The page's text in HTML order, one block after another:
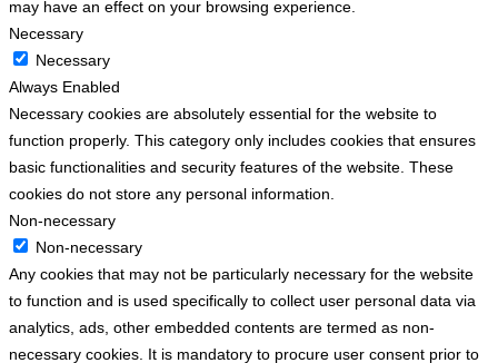
may have an effect on your browsing experience.
Necessary
Necessary
Always Enabled
Necessary cookies are absolutely essential for the website to
function properly. This category only includes cookies that ensures
basic functionalities and security features of the website. These
cookies do not store any personal information.
Non-necessary
Non-necessary
Any cookies that may not be particularly necessary for the website
to function and is used specifically to collect user personal data via
analytics, ads, other embedded contents are termed as non-
necessary cookies. It is mandatory to procure user consent prior to